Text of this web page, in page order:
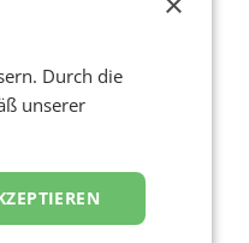
Durch die
unserer